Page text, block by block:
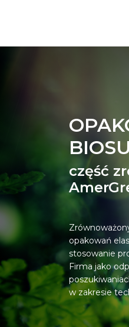
część
opakowań
stosowanie
Firma jako
w zakresie